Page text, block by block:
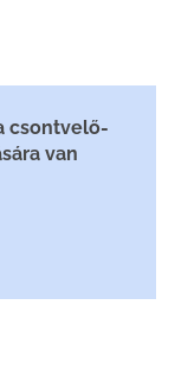
csontvelő-
van